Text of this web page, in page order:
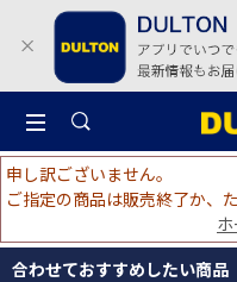
申し訳ございません。
ご指定の商品は販売終了か、
合わせておすすめしたい商品